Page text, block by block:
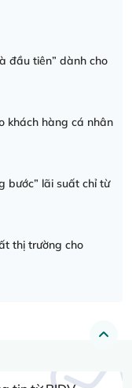
đầu tiên” dành cho
khách hàng cá nhân
bước” lãi suất chỉ từ
thị trường cho